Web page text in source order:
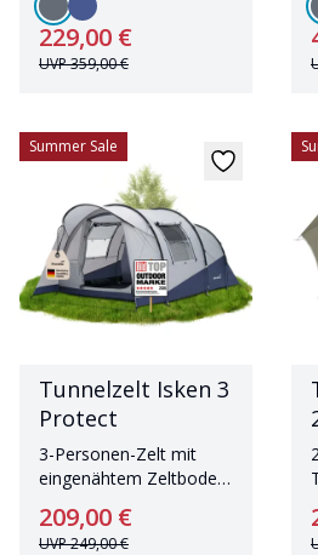
229,00 €
UVP359,00 €
Summer Sale
Tunnelzelt Isken 3
Protect
3-Personen-Zelt mit
eingenähtem Zeltboden
209,00 €
UVP249,00 €